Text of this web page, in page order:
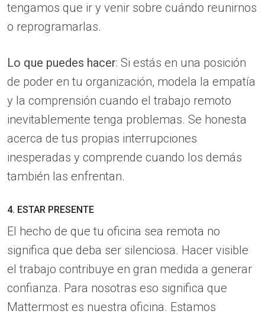
tengamos que ir y venir sobre cuándo reunirnos
o reprogramarlas.
Lo que puedes hacer: Si estás en una posición
de poder en tu organización, modela la empatía
y la comprensión cuando el trabajo remoto
inevitablemente tenga problemas. Se honesta
acerca de tus propias interrupciones
inesperadas y comprende cuando los demás
también las enfrentan.
4. ESTAR PRESENTE
El hecho de que tu oficina sea remota no
significa que deba ser silenciosa. Hacer visible
el trabajo contribuye en gran medida a generar
confianza. Para nosotras eso significa que
Mattermost es nuestra oficina. Estamos